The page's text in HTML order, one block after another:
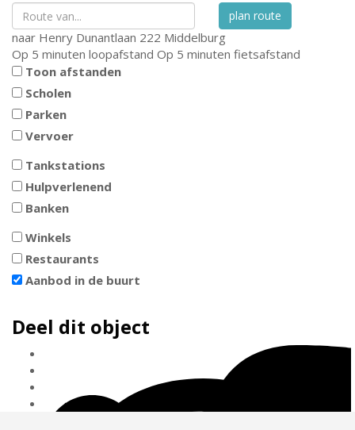
plan route
naar Henry Dunantlaan 222 Middelburg
Op 5 minuten loopafstand Op 5 minuten fietsafstand
Toon afstanden
Scholen
Parken
Vervoer
Tankstations
Hulpverlenend
Banken
Winkels
Restaurants
Aanbod in de buurt
Deel dit object